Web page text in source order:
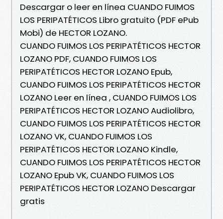
Descargar o leer en línea CUANDO FUIMOS
LOS PERIPATÉTICOS Libro gratuito (PDF ePub
Mobi) de HECTOR LOZANO.
CUANDO FUIMOS LOS PERIPATÉTICOS HECTOR
LOZANO PDF, CUANDO FUIMOS LOS
PERIPATÉTICOS HECTOR LOZANO Epub,
CUANDO FUIMOS LOS PERIPATÉTICOS HECTOR
LOZANO Leer en línea , CUANDO FUIMOS LOS
PERIPATÉTICOS HECTOR LOZANO Audiolibro,
CUANDO FUIMOS LOS PERIPATÉTICOS HECTOR
LOZANO VK, CUANDO FUIMOS LOS
PERIPATÉTICOS HECTOR LOZANO Kindle,
CUANDO FUIMOS LOS PERIPATÉTICOS HECTOR
LOZANO Epub VK, CUANDO FUIMOS LOS
PERIPATÉTICOS HECTOR LOZANO Descargar
gratis